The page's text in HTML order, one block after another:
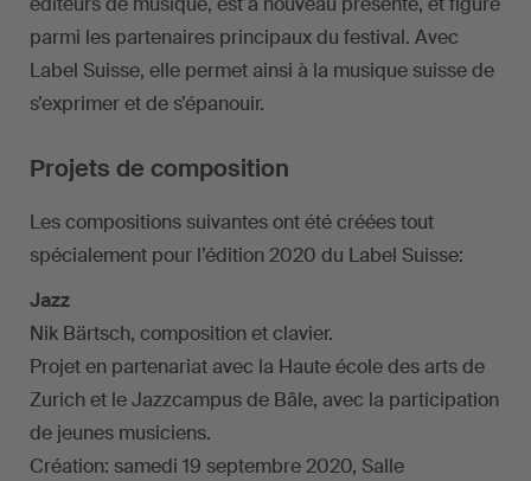
parmi les partenaires principaux du festival. Avec
Label Suisse, elle permet ainsi à la musique suisse de
s’exprimer et de s’épanouir.
Projets de composition
Les compositions suivantes ont été créées tout
spécialement pour l’édition 2020 du Label Suisse:
Jazz
Nik Bärtsch, composition et clavier.
Projet en partenariat avec la Haute école des arts de
Zurich et le Jazzcampus de Bâle, avec la participation
de jeunes musiciens.
Création: samedi 19 septembre 2020, Salle